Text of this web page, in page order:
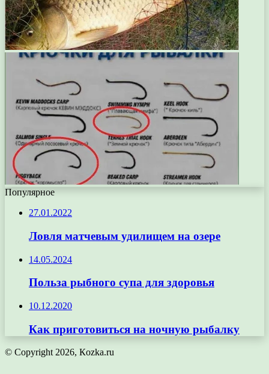
Популярное
27.01.2022
Ловля матчевым удилищем на озере
14.05.2024
Польза рыбного супа для здоровья
10.12.2020
Как приготовиться на ночную рыбалку
© Copyright 2026, Кozka.ru